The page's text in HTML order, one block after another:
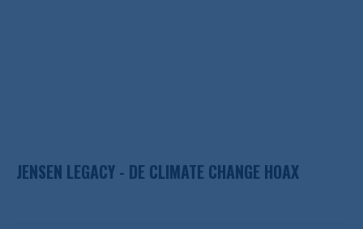
JENSEN LEGACY - DE CLIMATE CHANGE HOAX